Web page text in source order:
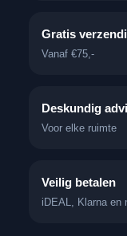
Gratis
Vanaf €75,-
Deskundig
Voor elke ruimte
Veilig betalen
iDEAL, Klarna en